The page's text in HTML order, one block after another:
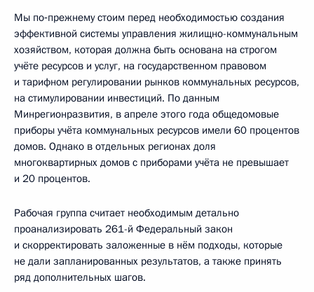
Мы по‑прежнему стоим перед необходимостью создания
эффективной системы управления жилищно-коммунальным
хозяйством, которая должна быть основана на строгом
учёте ресурсов и услуг, на государственном правовом
и тарифном регулировании рынков коммунальных ресурсов,
на стимулировании инвестиций. По данным
Минрегионразвития, в апреле этого года общедомовые
приборы учёта коммунальных ресурсов имели 60 процентов
домов. Однако в отдельных регионах доля
многоквартирных домов с приборами учёта не превышает
и 20 процентов.
Рабочая группа считает необходимым детально
проанализировать 261-й Федеральный закон
и скорректировать заложенные в нём подходы, которые
не дали запланированных результатов, а также принять
ряд дополнительных шагов.